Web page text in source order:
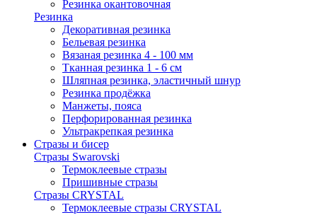
Резинка окантовочная
Резинка
Декоративная резинка
Бельевая резинка
Вязаная резинка 4 - 100 мм
Тканная резинка 1 - 6 см
Шляпная резинка, эластичный шнур
Резинка продёжка
Манжеты, пояса
Перфорированная резинка
Ультракрепкая резинка
Стразы и бисер
Стразы Swarovski
Термоклеевые стразы
Пришивные стразы
Стразы CRYSTAL
Термоклеевые стразы CRYSTAL